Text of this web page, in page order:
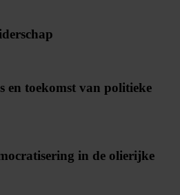
en toekomst van politieke
in de olierijke